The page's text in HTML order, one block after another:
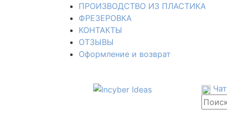
ПРОИЗВОДСТВО ИЗ ПЛАСТИКА
ФРЕЗЕРОВКА
КОНТАКТЫ
ОТЗЫВЫ
Оформление и возврат